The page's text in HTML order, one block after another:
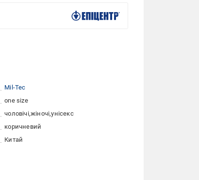
Mil-Tec
one size
чоловічі жіночі унісекс
коричневий
Китай